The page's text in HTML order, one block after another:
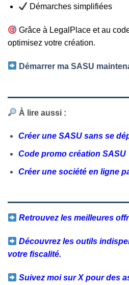
Démarches simplifiées
Grâce à LegalPlace et au
optimisez votre création.
Démarrer ma SASU
À lire aussi :
Créer une SASU sans se
Code promo création SASU
Créer une société en ligne
Retrouvez les meilleures
Découvrez les outils
votre fiscalité.
Suivez moi sur X pour des